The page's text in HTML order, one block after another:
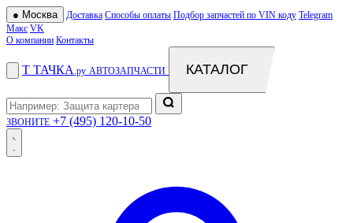
● Москва Доставка Способы оплаты Подбор запчастей по VIN коду Telegram
Макс VK
О компании Контакты
Т ТАЧКА .ру АВТОЗАПЧАСТИ КАТАЛОГ
ЗВОНИТЕ +7 (495) 120-10-50